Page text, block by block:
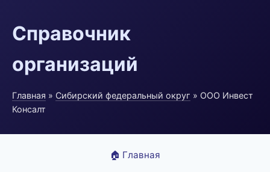
Справочник
организаций
Главная » Сибирский федеральный округ » ООО Инвест
Консалт
🏠 Главная